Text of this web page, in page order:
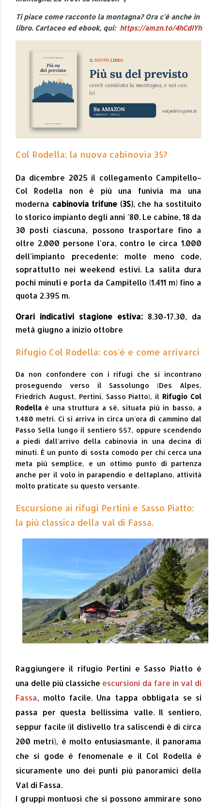
Ti piace come racconto la montagna? Ora c'è anche in
libro. Cartaceo ed ebook, qui: https://amzn.to/4hCdIYh
Col Rodella: la nuova cabinovia 3S?
Da dicembre 2025 il collegamento Campitello–
Col Rodella non è più una funivia ma una
moderna cabinovia trifune (3S), che ha sostituito
lo storico impianto degli anni '80. Le cabine, 18 da
30 posti ciascuna, possono trasportare fino a
oltre 2.000 persone l'ora, contro le circa 1.000
dell'impianto precedente: molte meno code,
soprattutto nei weekend estivi. La salita dura
pochi minuti e porta da Campitello (1.411 m) fino a
quota 2.395 m.
Orari indicativi stagione estiva: 8.30-17.30, da
metà giugno a inizio ottobre
Rifugio Col Rodella: cos'è e come arrivarci
Da non confondere con i rifugi che si incontrano
proseguendo verso il Sassolungo (Des Alpes,
Friedrich August, Pertini, Sasso Piatto), il Rifugio Col
Rodella è una struttura a sé, situata più in basso, a
1.480 metri. Ci si arriva in circa un'ora di cammino dal
Passo Sella lungo il sentiero 557, oppure scendendo
a piedi dall'arrivo della cabinovia in una decina di
minuti. È un punto di sosta comodo per chi cerca una
meta più semplice, e un ottimo punto di partenza
anche per il volo in parapendio e deltaplano, attività
molto praticate su questo versante.
Escursione ai rifugi Pertini e Sasso Piatto:
la più classica della val di Fassa.
Raggiungere il rifugio Pertini e Sasso Piatto è
una delle più classiche escursioni da fare in val di
Fassa, molto facile. Una tappa obbligata se si
passa per questa bellissima valle. Il sentiero,
seppur facile (il dislivello tra saliscendi è di circa
200 metri), è molto entusiasmante, il panorama
che si gode è fenomenale e il Col Rodella è
sicuramente uno dei punti più panoramici della
Val di Fassa.
I gruppi montuosi che si possono ammirare sono